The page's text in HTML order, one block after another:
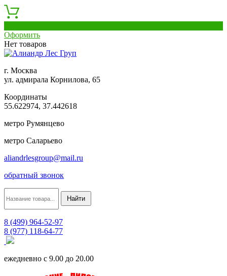
Оформить
Нет товаров
г. Москва
ул. адмирала Корнилова, 65
Координаты
55.622974, 37.442618
метро Румянцево
метро Саларьево
aliandrlesgroup@mail.ru
обратный звонок
8 (499) 964-52-97
8 (977) 118-64-77
ежедневно с 9.00 до 20.00